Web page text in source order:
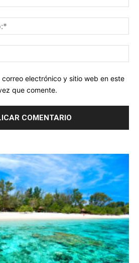
correo electrónico y sitio web en este
que comente.